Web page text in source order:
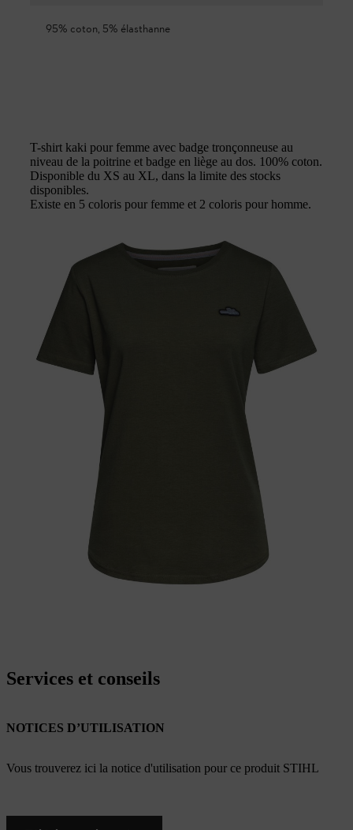
95% coton, 5% élasthanne
T-shirt kaki pour femme avec badge tronçonneuse au
niveau de la poitrine et badge en liège au dos. 100% coton.
Disponible du XS au XL, dans la limite des stocks
disponibles.
Existe en 5 coloris pour femme et 2 coloris pour homme.
Services et conseils
NOTICES D’UTILISATION
Vous trouverez ici la notice d'utilisation pour ce produit STIHL